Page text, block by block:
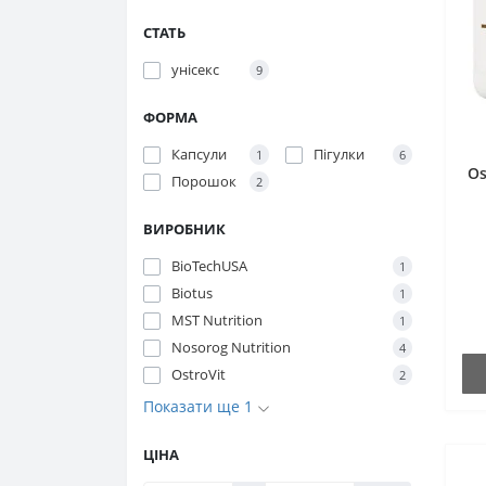
Корекція ваги
Протигрибкові
Протизапальні засоби
Тонізуючі засоби
Травлення та ферменти
Урологічні
Шкіра, волосся, нігті
Клопогон
Коготь диявола
Корінь імбиру
Корінь астрагалу
СТАТЬ
унісекс
9
ФОРМА
Капсули
1 Пігулки 6
Порошок 2
ВИРОБНИК
BioTechUSA
1
Biotus 1
MST Nutrition 1
Nosorog Nutrition 4
OstroVit 2
Показати ще 1
ЦІНА